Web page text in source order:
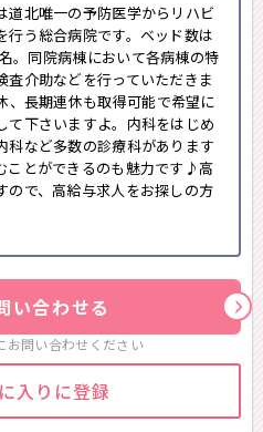
道北唯一の予防医学からリハビ
行う総合病院です。ベッド数は
。同院病棟において各病棟の特
介助などを行っていただきま
長期連休も取得可能で希望に
て下さいますよ。内科をはじめ
科など多数の診療科があります
ことができるのも魅力です♪高
ので、高給与求人をお探しの方
い合わせる
お問い合わせください
入りに登録